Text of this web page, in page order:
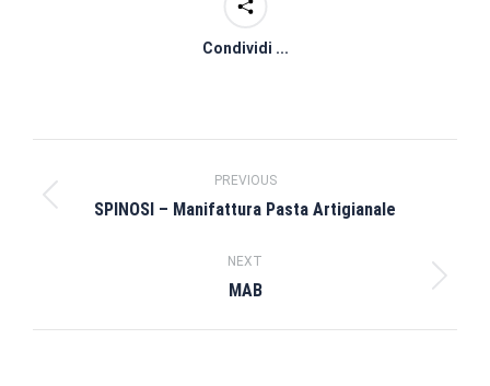
Condividi ...
navigation
PREVIOUS
Previous
SPINOSI – Manifattura Pasta Artigianale
NEXT
Next
MAB